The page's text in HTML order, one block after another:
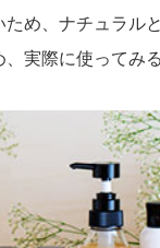
め、ナチュラ
実際に使ってみ